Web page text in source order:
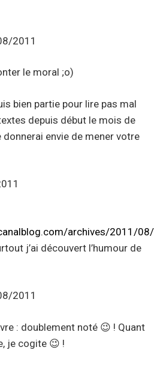
2011
le moral ;o)
bien partie pour lire pas mal
depuis début le mois de
envie de mener votre
archives/2011/
j’ai découvert l’humour de
2011
: doublement noté 😉 ! Quant
je cogite 😉 !